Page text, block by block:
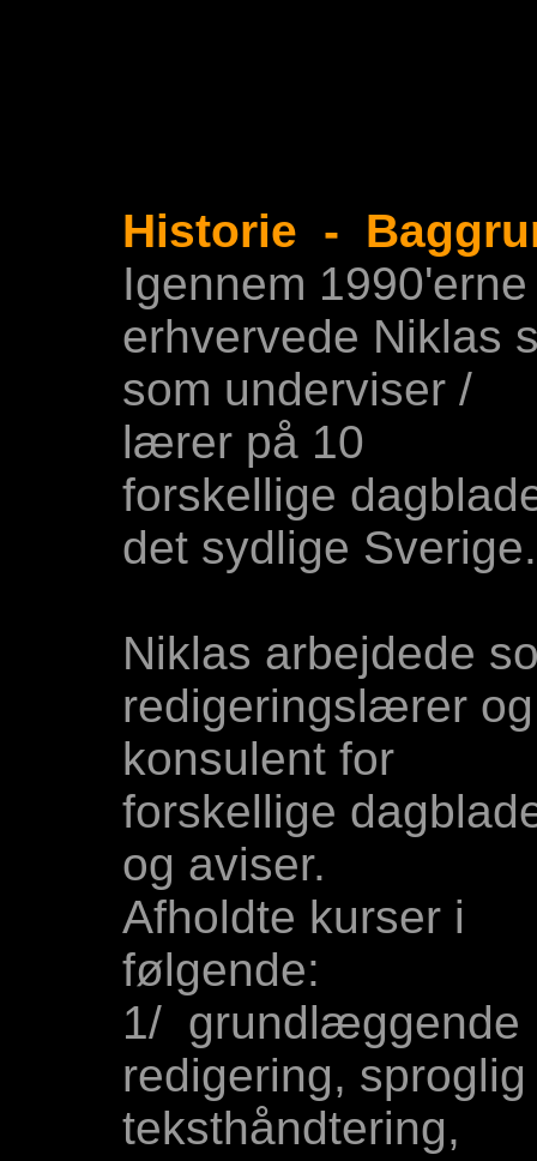
Historie -
Igennem 1990'erne
erhvervede Niklas
som underviser /
lærer på 10
forskellige
det sydlige Sverige.
Niklas arbejdede
redigeringslærer og
konsulent for
forskellige
og aviser.
Afholdte kurser i
følgende:
1/ grundlæggende
redigering, sproglig
teksthåndtering,